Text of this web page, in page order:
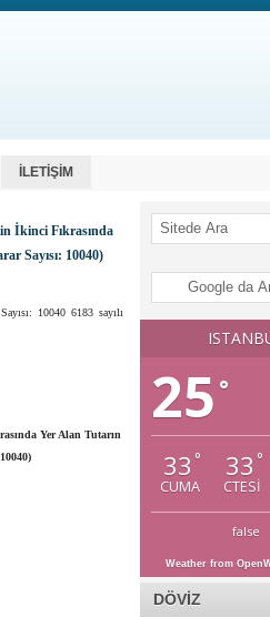
İLETİŞİM
İkinci Fıkrasında
Sayısı: 10040)
10040 6183 sayılı
Yer Alan Tutarın
25 °
33 °
CUMA
33 °
CTESI
false
Weather from
DÖVİZ